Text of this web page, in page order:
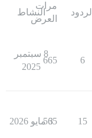
الردود
مرات
العرض
النشاط
6
665
8 سبتمبر
2025
15
565
3 مايو 2026